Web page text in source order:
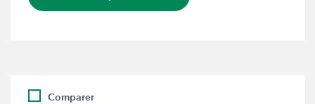
Comparer